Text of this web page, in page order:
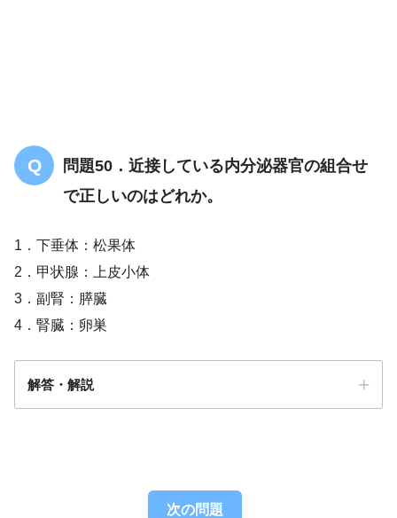
問題50．近接している内分泌器官の組合せ
で正しいのはどれか。
1．下垂体：松果体
2．甲状腺：上皮小体
3．副腎：膵臓
4．腎臓：卵巣
解答・解説
次の問題